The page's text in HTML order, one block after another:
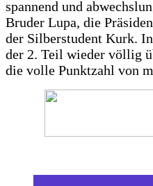
spannend und
Bruder Lupa, die
der Silberstudent Kurk.
der 2. Teil wieder völlig
die volle Punktzahl von